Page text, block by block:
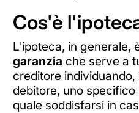
Cos'è
L'ipoteca, in generale,
garanzia che serve a
creditore
debitore, uno specifico
quale soddisfarsi in